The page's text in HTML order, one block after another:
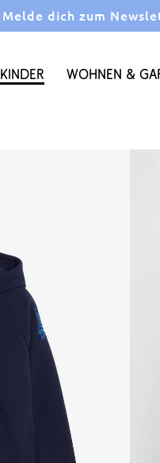
Melde dich zum
Kinder Wohnen &